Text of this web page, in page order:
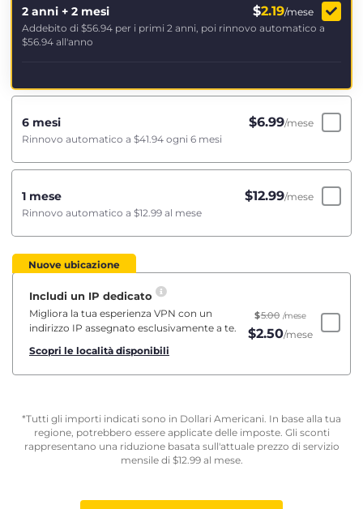
2 anni + 2 mesi $2.19/mese
Addebito di $56.94 per i primi 2 anni, poi rinnovo automatico a
$56.94 all'anno
6 mesi $6.99/mese
Rinnovo automatico a $41.94 ogni 6 mesi
1 mese $12.99/mese
Rinnovo automatico a $12.99 al mese
Nuove ubicazione
Includi un IP dedicato
Migliora la tua esperienza VPN con un
indirizzo IP assegnato esclusivamente a te.
Scopri le località disponibili
$5.00 /mese
$2.50/mese
*Tutti gli importi indicati sono in Dollari Americani. In base alla tua
regione, potrebbero essere applicate delle imposte. Gli sconti
rappresentano una riduzione basata sull'attuale prezzo di servizio
mensile di $12.99al mese.